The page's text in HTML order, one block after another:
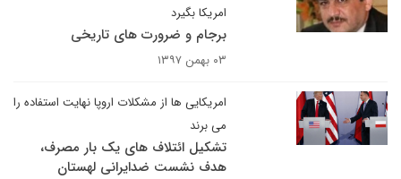
امریکا بگیرد
برجام و ضرورت های تاریخی
۰۳ بهمن ۱۳۹۷
امریکایی ها از مشکلات اروپا نهایت استفاده را
می برند
تشکیل ائتلاف های یک بار مصرف،
هدف نشست ضدایرانی لهستان